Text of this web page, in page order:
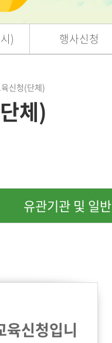
) 행사신청
신청(단체)
체)
유관기관 및 일반
육신청입니